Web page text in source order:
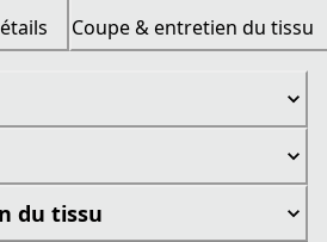
Coupe & entretien du tissu
du tissu